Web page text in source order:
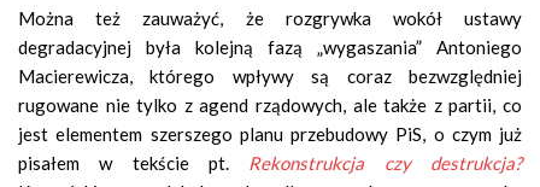
Można też zauważyć, że rozgrywka wokół ustawy
degradacyjnej była kolejną fazą „wygaszania” Antoniego
Macierewicza, którego wpływy są coraz bezwzględniej
rugowane nie tylko z agend rządowych, ale także z partii, co
jest elementem szerszego planu przebudowy PiS, o czym już
pisałem w tekście pt. Rekonstrukcja czy destrukcja?